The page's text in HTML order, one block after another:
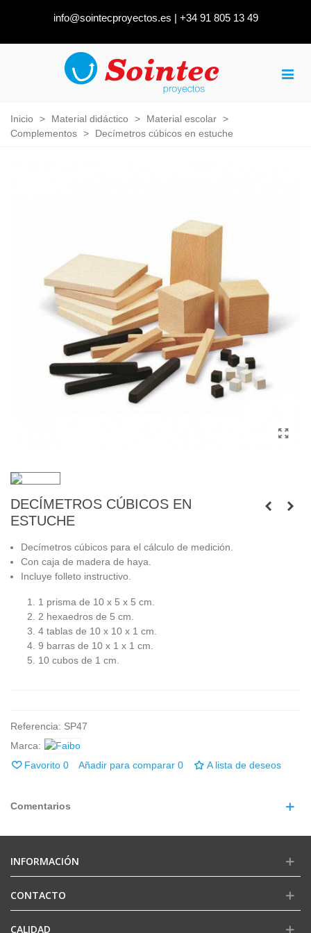
info@sointecproyectos.es | +34 91 805 13 49
Inicio > Material didáctico > Material escolar >
Complementos > Decímetros cúbicos en estuche
DECÍMETROS CÚBICOS EN
ESTUCHE
Decímetros cúbicos para el cálculo de medición.
Con caja de madera de haya.
Incluye folleto instructivo.
1 prisma de 10 x 5 x 5 cm.
2 hexaedros de 5 cm.
4 tablas de 10 x 10 x 1 cm.
9 barras de 10 x 1 x 1 cm.
10 cubos de 1 cm.
Referencia: SP47
Marca:
Favorito 0 Añadir para comparar 0 A lista de deseos
Comentarios
INFORMACIÓN
CONTACTO
CALIDAD